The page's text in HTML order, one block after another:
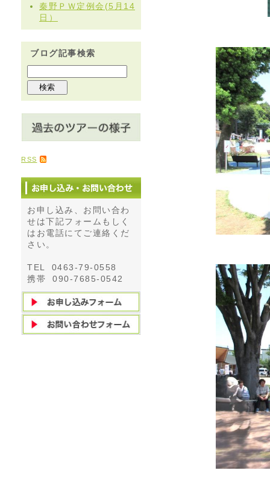
秦野ＰＷ定例会(5月14
日）
ブログ記事検索
RSS
お申し込み、お問い合わ
せは下記フォームもしく
はお電話にてご連絡くだ
さい。
TEL 0463-79-0558
携帯 090-7685-0542